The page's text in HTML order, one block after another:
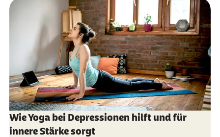
Wie Yoga bei Depressionen hilft und für
innere Stärke sorgt